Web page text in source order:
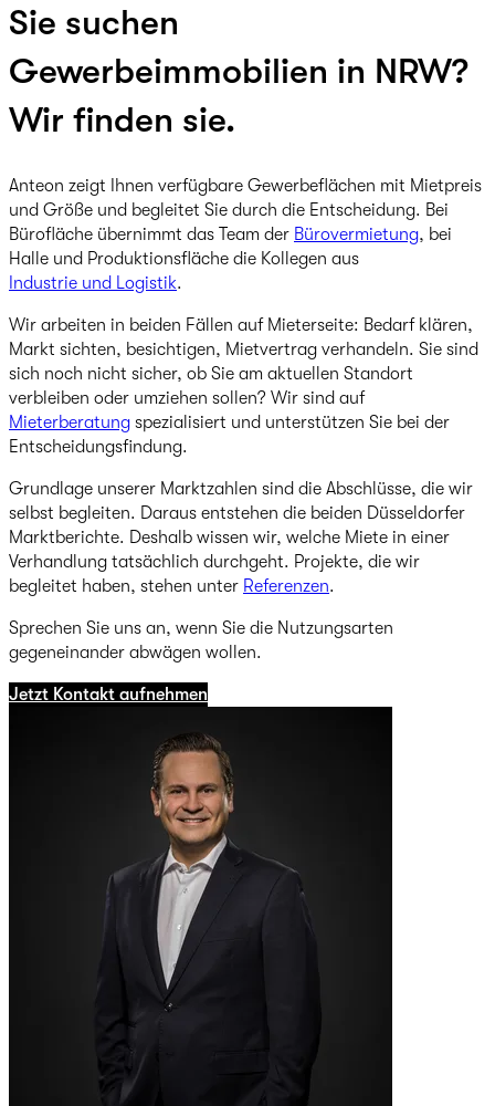
Sie suchen
Gewerbeimmobilien in NRW?
Wir finden sie.
Anteon zeigt Ihnen verfügbare Gewerbeflächen mit Mietpreis
und Größe und begleitet Sie durch die Entscheidung. Bei
Bürofläche übernimmt das Team der Bürovermietung, bei
Halle und Produktionsfläche die Kollegen aus
Industrie und Logistik.
Wir arbeiten in beiden Fällen auf Mieterseite: Bedarf klären,
Markt sichten, besichtigen, Mietvertrag verhandeln. Sie sind
sich noch nicht sicher, ob Sie am aktuellen Standort
verbleiben oder umziehen sollen? Wir sind auf
Mieterberatung spezialisiert und unterstützen Sie bei der
Entscheidungsfindung.
Grundlage unserer Marktzahlen sind die Abschlüsse, die wir
selbst begleiten. Daraus entstehen die beiden Düsseldorfer
Marktberichte. Deshalb wissen wir, welche Miete in einer
Verhandlung tatsächlich durchgeht. Projekte, die wir
begleitet haben, stehen unter Referenzen.
Sprechen Sie uns an, wenn Sie die Nutzungsarten
gegeneinander abwägen wollen.
Jetzt Kontakt aufnehmen